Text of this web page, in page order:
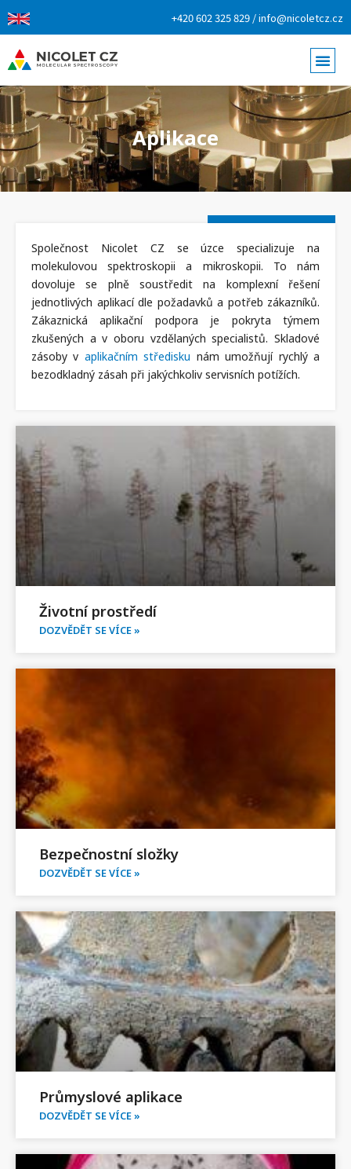
+420 602 325 829 / info@nicoletcz.cz
Aplikace
Společnost Nicolet CZ se úzce specializuje na
molekulovou spektroskopii a mikroskopii. To nám
dovoluje se plně soustředit na komplexní řešení
jednotlivých aplikací dle požadavků a potřeb zákazníků.
Zákaznická aplikační podpora je pokryta týmem
zkušených a v oboru vzdělaných specialistů. Skladové
zásoby v aplikačním středisku nám umožňují rychlý a
bezodkladný zásah při jakýchkoliv servisních potížích.
Životní prostředí
DOZVĚDĚT SE VÍCE »
Bezpečnostní složky
DOZVĚDĚT SE VÍCE »
Průmyslové aplikace
DOZVĚDĚT SE VÍCE »